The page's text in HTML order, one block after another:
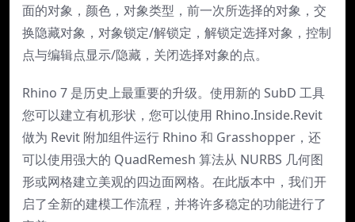
面的对象，颜色，对象类型，前一次所选择的对象，交
换隐藏对象，对象锁定/解锁定，解锁定选择对象，控制
点与编辑点显示/隐藏，关闭选择对象的点。
Rhino 7 是历史上最重要的升级。使用新的 SubD 工具
您可以建立有机形状，您可以使用 Rhino.Inside.Revit
做为 Revit 附加组件运行 Rhino 和 Grasshopper，还
可以使用强大的 QuadRemesh 算法从 NURBS 几何图
形或网格建立美观的四边面网格。在此版本中，我们开
启了全新的建模工作流程，并将许多稳定的功能进行了